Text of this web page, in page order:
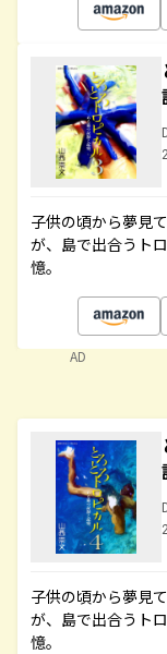
子供の頃から夢見
が、島で出合うト
憶。
AD
子供の頃から夢見
が、島で出合うト
憶。